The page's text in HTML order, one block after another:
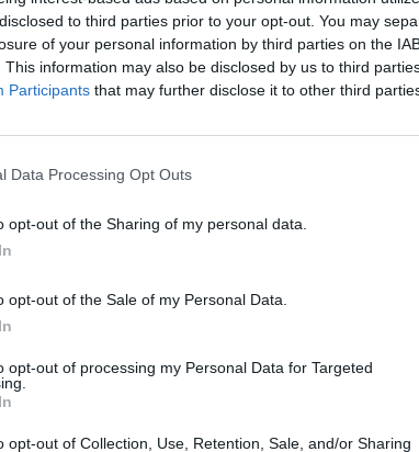
to third parties prior to your opt-out. You may
of your personal information by third parties on the
This information may also be disclosed by us to third
Participants that may further disclose it to other third
Data Processing Opt Outs
opt-out of the Sharing of my personal data.
opt-out of the Sale of my Personal Data.
opt-out of processing my Personal Data for Targeted
opt-out of Collection, Use, Retention, Sale, and/or Sharing
cargadito de Audis,avant,a3 y pense que algunos
despues de tanta espera